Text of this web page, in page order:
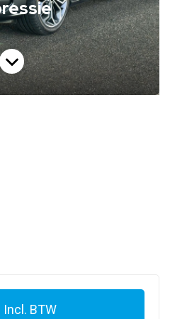
Incl. BTW